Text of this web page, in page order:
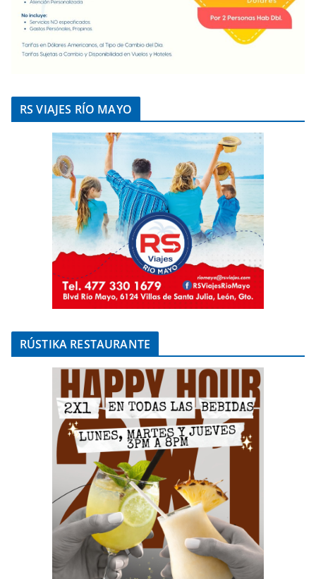
RS VIAJES RÍO MAYO
RÚSTIKA RESTAURANTE